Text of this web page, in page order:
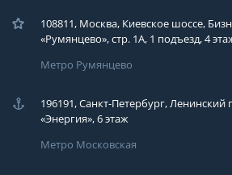
108811, Москва, Киевское шоссе,
«Румянцево», стр. 1А, 1 подъезд, 4
Метро Румянцево
196191, Санкт-Петербург, Ленинский
«Энергия», 6 этаж
Метро Московская